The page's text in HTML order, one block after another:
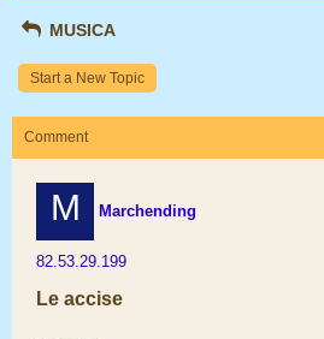
MUSICA
Start a New Topic
Comment
M Marchending
82.53.29.199
Le accise